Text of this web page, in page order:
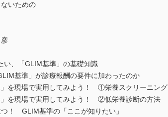
いための
い、「GLIM基準」の基礎知識
基準」が診療報酬の要件に加わったのか
」を現場で実用してみよう！ ①栄養スクリーニング
」を現場で実用してみよう！ ②低栄養診断の方法
！ GLIM基準の「ここが知りたい」